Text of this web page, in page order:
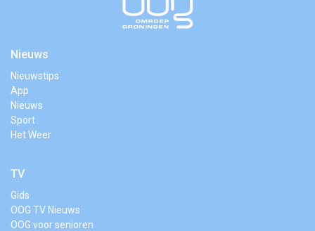
Nieuws
Nieuwstips
App
Nieuws
Sport
Het Weer
TV
Gids
OOG TV Nieuws
OOG voor senioren